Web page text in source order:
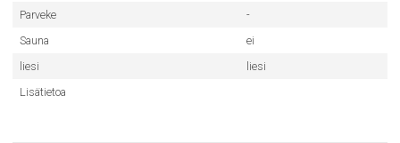
Parveke
-
Sauna
ei
liesi
liesi
Lisätietoa